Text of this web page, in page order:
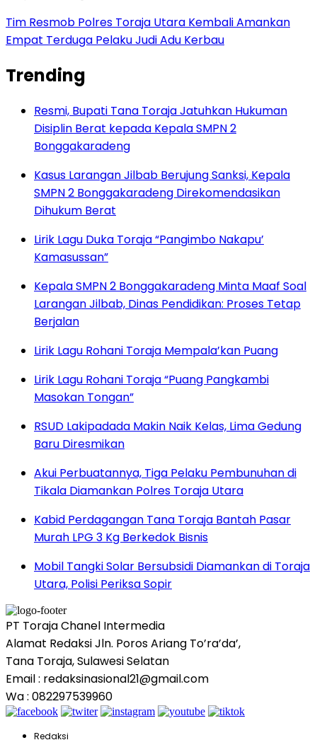
Tim Resmob Polres Toraja Utara Kembali Amankan
Empat Terduga Pelaku Judi Adu Kerbau
Trending
Resmi, Bupati Tana Toraja Jatuhkan Hukuman
Disiplin Berat kepada Kepala SMPN 2
Bonggakaradeng
Kasus Larangan Jilbab Berujung Sanksi, Kepala
SMPN 2 Bonggakaradeng Direkomendasikan
Dihukum Berat
Lirik Lagu Duka Toraja “Pangimbo Nakapu’
Kamasussan”
Kepala SMPN 2 Bonggakaradeng Minta Maaf Soal
Larangan Jilbab, Dinas Pendidikan: Proses Tetap
Berjalan
Lirik Lagu Rohani Toraja Mempala’kan Puang
Lirik Lagu Rohani Toraja “Puang Pangkambi
Masokan Tongan”
RSUD Lakipadada Makin Naik Kelas, Lima Gedung
Baru Diresmikan
Akui Perbuatannya, Tiga Pelaku Pembunuhan di
Tikala Diamankan Polres Toraja Utara
Kabid Perdagangan Tana Toraja Bantah Pasar
Murah LPG 3 Kg Berkedok Bisnis
Mobil Tangki Solar Bersubsidi Diamankan di Toraja
Utara, Polisi Periksa Sopir
PT Toraja Chanel Intermedia
Alamat Redaksi Jln. Poros Ariang To’ra’da’,
Tana Toraja, Sulawesi Selatan
Email : redaksinasional21@gmail.com
Wa : 082297539960
Redaksi